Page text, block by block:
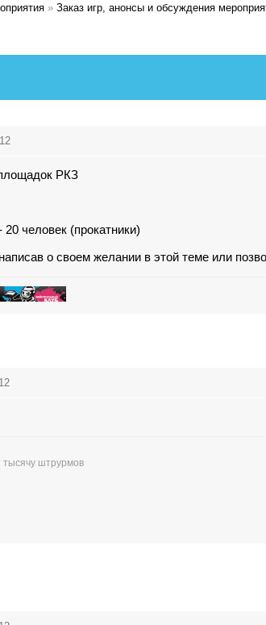
» Заказ игр, анонсы и обсуждения
РКЗ
человек (прокатники)
о своем желании в этой теме или
тысячу штрурмов